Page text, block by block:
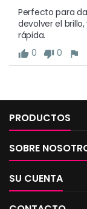
Perfecto para
devolver el
rápida.
thumb_up 0 thumb_down 0 flag
PRODUCTOS
SOBRE
SU CUENTA